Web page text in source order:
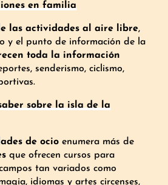
en familia
las actividades al aire libre,
y el punto de información de la
toda la información
senderismo, ciclismo,
sobre la isla de la
de ocio enumera más de
que ofrecen cursos para
tan variados como
idiomas y artes circenses,